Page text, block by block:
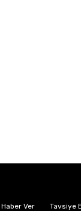
Ver Tavsiye